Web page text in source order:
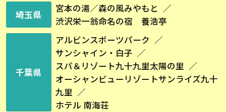
埼玉県
宮本の湯／森の風みやもと
渋沢栄一翁命名の宿 養浩亭
千葉県
アルビンスポーツパーク
サンシャイン・白子
スパ＆リゾート九十九里太陽の里
オーシャンビューリゾートサンライズ九十
九里
ホテル 南海荘